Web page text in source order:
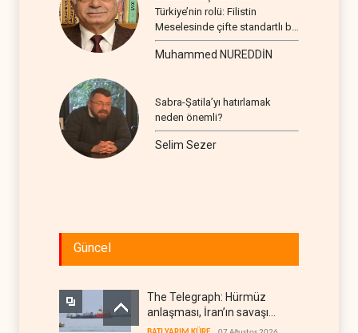
Türkiye’nin rolü: Filistin
Meselesinde çifte standartlı bir
seyir
Muhammed NUREDDİN
Sabra-Şatila’yı hatırlamak
neden önemli?
Selim Sezer
Güncel
The Telegraph: Hürmüz
anlaşması, İran’ın savaşı
kazandığını gösteriyor